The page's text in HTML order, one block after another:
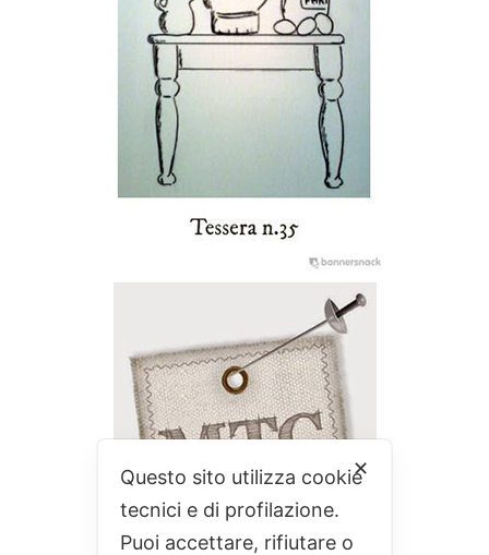
✕
Questo sito utilizza cookie
tecnici e di profilazione.
Puoi accettare, rifiutare o